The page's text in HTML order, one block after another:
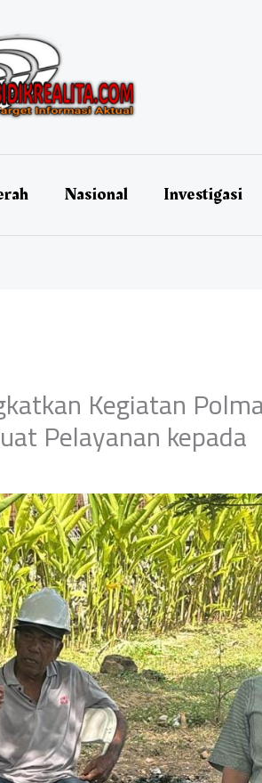
Nasional Investigasi
Kegiatan
Pelayanan kepada